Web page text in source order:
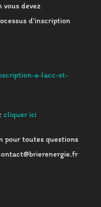
devez
d’inscription
a-lacc-st-
cliquer ici
pour toutes questions